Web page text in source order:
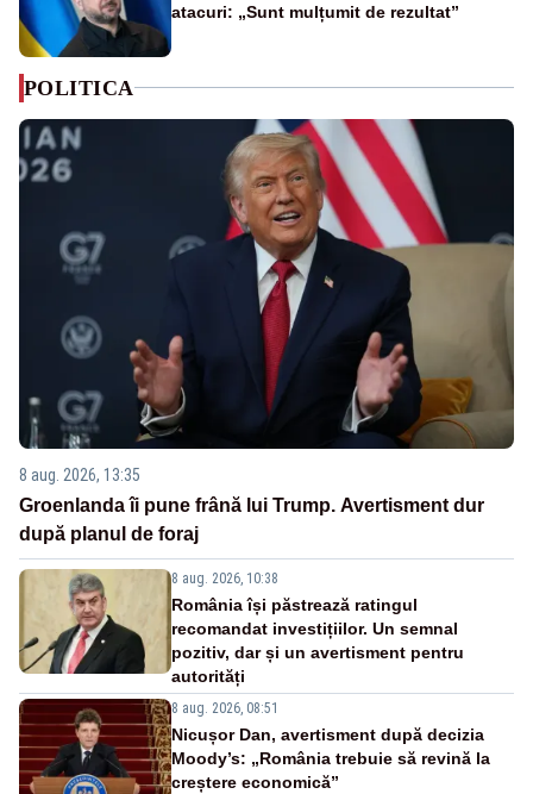
atacuri: „Sunt mulțumit de rezultat”
POLITICA
8 aug. 2026, 13:35
Groenlanda îi pune frână lui Trump. Avertisment dur
după planul de foraj
8 aug. 2026, 10:38
România își păstrează ratingul
recomandat investițiilor. Un semnal
pozitiv, dar și un avertisment pentru
autorități
8 aug. 2026, 08:51
Nicușor Dan, avertisment după decizia
Moody’s: „România trebuie să revină la
creștere economică”